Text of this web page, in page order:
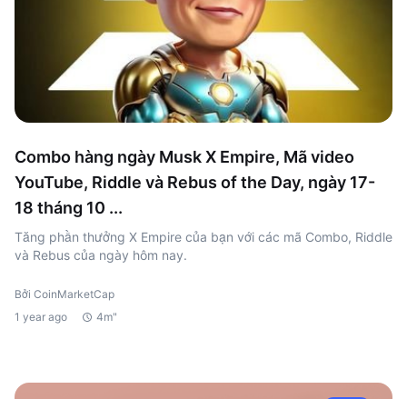
Combo hàng ngày Musk X Empire, Mã video
YouTube, Riddle và Rebus of the Day, ngày 17-
18 tháng 10 ...
Tăng phần thưởng X Empire của bạn với các mã Combo, Riddle
và Rebus của ngày hôm nay.
Bởi CoinMarketCap
1 year ago
4m"